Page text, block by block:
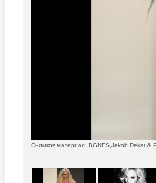
Снимков материал: BGNES,Jakob Dekat &